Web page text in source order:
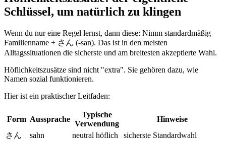
Schlüssel, um natürlich zu klingen
Wenn du nur eine Regel lernst, dann diese: Nimm standardmäßig
Familienname + さん (-san). Das ist in den meisten
Alltagssituationen die sicherste und am breitesten akzeptierte Wahl.
Höflichkeitszusätze sind nicht "extra". Sie gehören dazu, wie
Namen sozial funktionieren.
Hier ist ein praktischer Leitfaden:
Form Aussprache
Typische
Verwendung
Hinweise
さん
sahn neutral höflich
sicherste Standardwahl